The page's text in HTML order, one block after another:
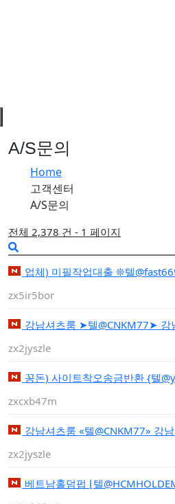
A/S문의
Home
고객센터
A/S문의
전체 2,378 건 - 1 페이지
업체) 미필작업대출 ❊텔
zx5ir5bor
강남셔츠룸 ➤텔@CNKM77➤ 강
zx2jyszle
꽁돈) 사이트착오송금반환 {텔
zxcxb47m
강남셔츠룸 «텔@CNKM77» 강
zx2jyszle
베트남홀덤펍 ⌊텔